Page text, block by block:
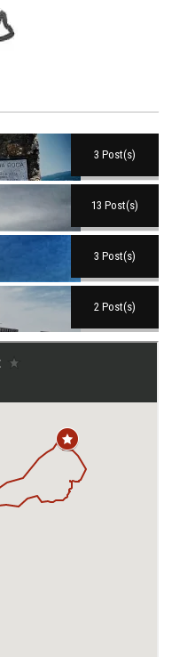
3 Post(s)
13 Post(s)
3 Post(s)
2 Post(s)